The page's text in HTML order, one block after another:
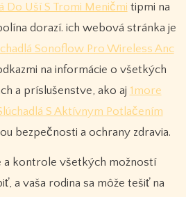
Do Uší S Tromi Meničmi tipmi na
dorazí. ich webová stránka je
Sonoflow Pro Wireless Anc
na informácie o všetkých
a príslušenstve, ako aj 1more
S Aktívnym Potlačením
bezpečnosti a ochrany zdravia.
a kontrole všetkých možností
a vaša rodina sa môže tešiť na